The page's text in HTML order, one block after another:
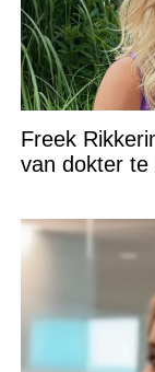
Freek
van dokter te